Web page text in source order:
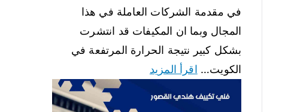
في مقدمة الشركات العاملة في هذا
المجال وبما ان المكيفات قد انتشرت
بشكل كبير نتيجة الحرارة المرتفعة في
الكويت… اقرأ المزيد